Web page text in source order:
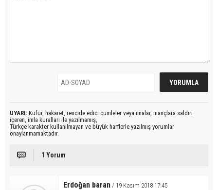
UYARI: Küfür, hakaret, rencide edici cümleler veya imalar, inançlara saldırı
içeren, imla kuralları ile yazılmamış,
Türkçe karakter kullanılmayan ve büyük harflerle yazılmış yorumlar
onaylanmamaktadır.
1 Yorum
Erdoğan baran / 19 Kasım 2018 17:45